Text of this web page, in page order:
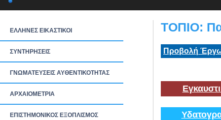
ΕΛΛΗΝΕΣ ΕΙΚΑΣΤΙΚΟΙ
ΣΥΝΤΗΡΗΣΕΙΣ
ΓΝΩΜΑΤΕΥΣΕΙΣ ΑΥΘΕΝΤΙΚΟΤΗΤΑΣ
ΑΡΧΑΙΟΜΕΤΡΙΑ
ΕΠΙΣΤΗΜΟΝΙΚΟΣ ΕΞΟΠΛΙΣΜΟΣ
ΤΟΠΙΟ:
Προβολή